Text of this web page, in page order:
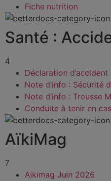
Fiche nutrition
Santé :
4
Déclaration d’accident
Note d’info : Sécurité
Note d’info : Trousse
Conduite à tenir en
AïkiMag
7
Aikimag Juin 2026